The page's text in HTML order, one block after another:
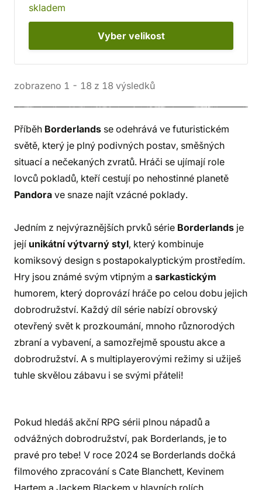
skladem
Vyber velikost
zobrazeno 1 - 18 z 18 výsledků
Příběh Borderlands se odehrává ve futuristickém
světě, který je plný podivných postav, směšných
situací a nečekaných zvratů. Hráči se ujímají role
lovců pokladů, kteří cestují po nehostinné planetě
Pandora ve snaze najít vzácné poklady.
Jedním z nejvýraznějších prvků série Borderlands je
její unikátní výtvarný styl, který kombinuje
komiksový design s postapokalyptickým prostředím.
Hry jsou známé svým vtipným a sarkastickým
humorem, který doprovází hráče po celou dobu jejich
dobrodružství. Každý díl série nabízí obrovský
otevřený svět k prozkoumání, mnoho různorodých
zbraní a vybavení, a samozřejmě spoustu akce a
dobrodružství. A s multiplayerovými režimy si užiješ
tuhle skvělou zábavu i se svými přáteli!
Pokud hledáš akční RPG sérii plnou nápadů a
odvážných dobrodružství, pak Borderlands, je to
pravé pro tebe! V roce 2024 se Borderlands dočká
filmového zpracování s Cate Blanchett, Kevinem
Hartem a Jackem Blackem v hlavních rolích.